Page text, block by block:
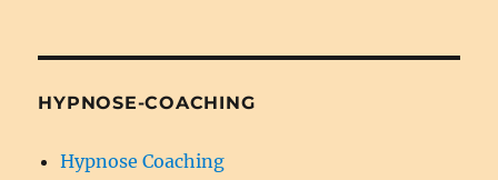
HYPNOSE-COACHING
Hypnose Coaching